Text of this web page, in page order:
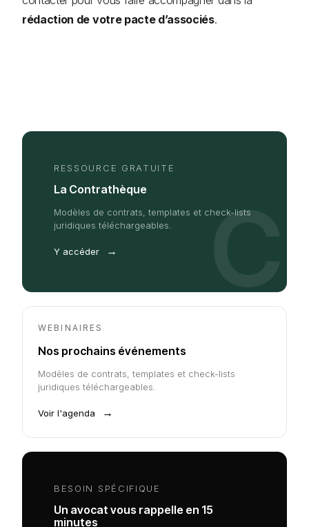
rédaction de votre pacte d’associés.
RESSOURCE GRATUITE
La Contrathèque
Modèles de contrats, templates et check-lists
juridiques téléchargeables.
Y accéder → C
WEBINAIRES
Nos prochains événements
Modèles de contrats, templates et check-lists
juridiques téléchargeables.
Voir l'agenda →
BESOIN SPÉCIFIQUE
Un avocat vous rappelle en 15
minutes